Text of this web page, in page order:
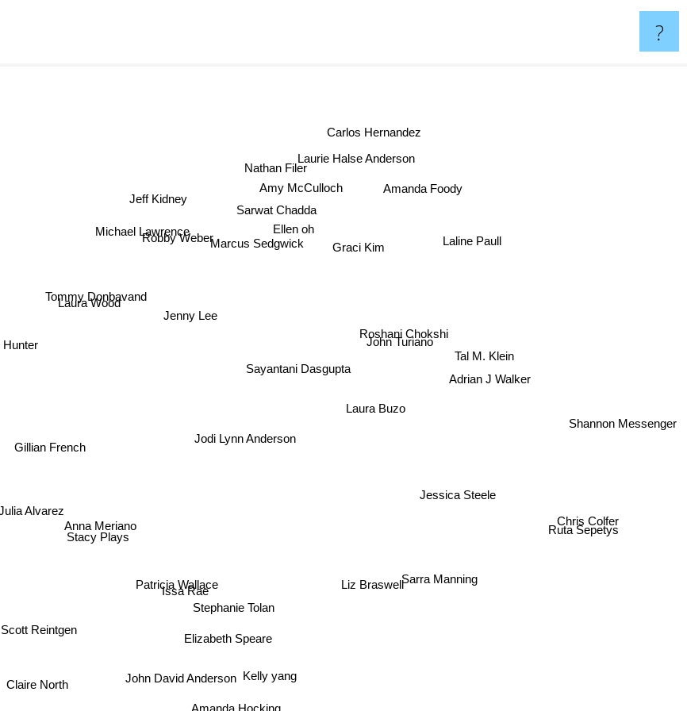
?
Jodi Lynn Anderson
Sayantani Dasgupta
Jenny Lee
Laura Buzo
Anna Meriano
Stacy Plays
Stephanie Tolan
Issa Rae
John Turiano
Gillian French
Julia Alvarez
Roshani Chokshi
Elizabeth Speare
Tommy Donbavand
Marcus Sedgwick
Laura Wood
Robby Weber
Liz Braswell
Sarra Manning
Graci Kim
Sarwat Chadda
Scott Reintgen
Adrian J Walker
Tal M. Klein
Ellen oh
John David Anderson
Kelly yang
Amanda Hocking
Amy McCulloch
Laline Paull
Nathan Filer
Claire North
Jeff Kidney
Amanda Foody
Ruta Sepetys
Shannon Messenger
Laurie Halse Anderson
Carlos Hernandez